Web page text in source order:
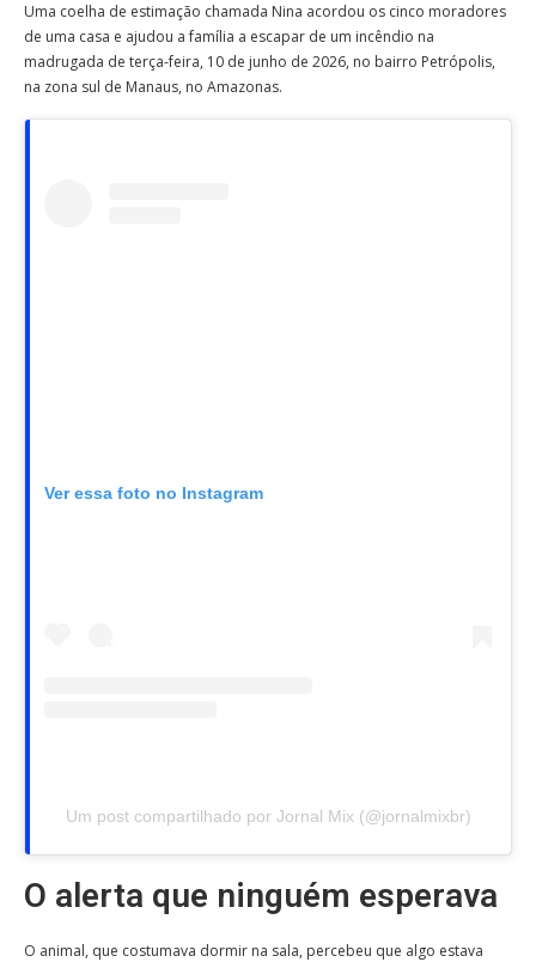
Uma coelha de estimação chamada Nina acordou os cinco moradores
de uma casa e ajudou a família a escapar de um incêndio na
madrugada de terça-feira, 10 de junho de 2026, no bairro Petrópolis,
na zona sul de Manaus, no Amazonas.
Ver essa foto no Instagram
Um post compartilhado por Jornal Mix (@jornalmixbr)
O alerta que ninguém esperava
O animal, que costumava dormir na sala, percebeu que algo estava